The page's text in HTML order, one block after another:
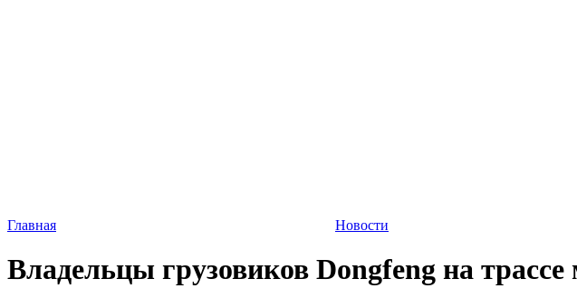
Главная Новости
Владельцы грузовиков Dongfeng на